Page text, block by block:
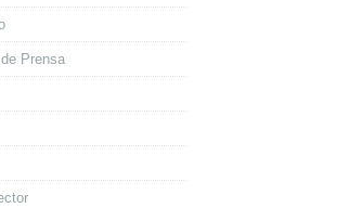
Prensa